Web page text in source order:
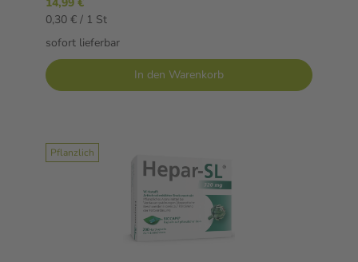
0,30 € / 1 St
sofort lieferbar
In den Warenkorb
Pflanzlich